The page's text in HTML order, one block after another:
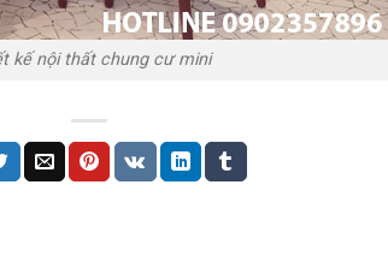
kế nội thất chung cư mini